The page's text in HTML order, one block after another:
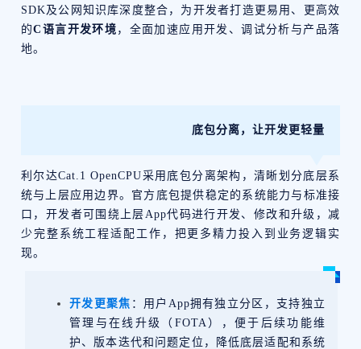
SDK及公网知识库深度整合，为开发者打造更易用、更高效
的C语言开发环境 ，全面加速应用开发、调试分析与产品落
地。
底包分离，让开发更轻量
利尔达Cat.1 OpenCPU采用底包分离架构，清晰划分底层系
统与上层应用边界。官方底包提供稳定的系统能力与标准接
口，开发者可围绕上层App代码进行开发、修改和升级，减
少完整系统工程适配工作，把更多精力投入到业务逻辑实
现。
开发更聚焦 ：用户App拥有独立分区，支持独立
管理与在线升级（FOTA），便于后续功能维
护、版本迭代和问题定位，降低底层适配和系统